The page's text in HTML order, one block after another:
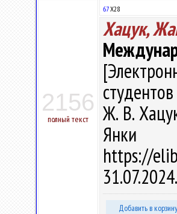
2156
полный текст
67Х28
Хацук,
Ж. В.
Янки
https://
31.07.2024.
Добавить в корзину